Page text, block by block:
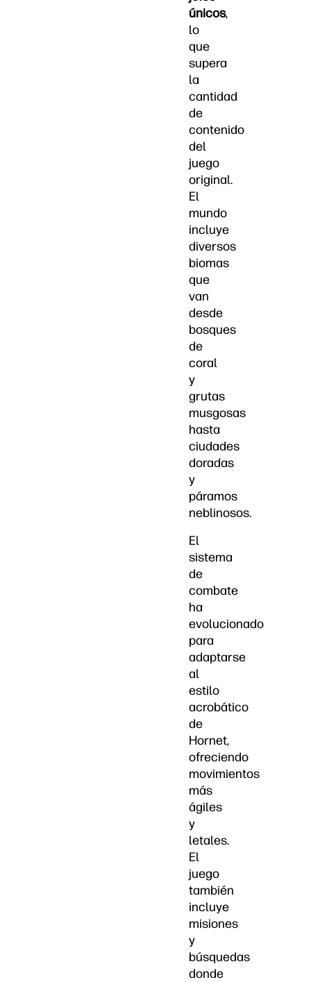
únicos,
lo
que
supera
la
cantidad
de
contenido
del
juego
original.
El
mundo
incluye
diversos
biomas
que
van
desde
bosques
de
coral
y
grutas
musgosas
hasta
ciudades
doradas
y
páramos
neblinosos.
El
sistema
de
combate
ha
evolucionado
para
adaptarse
al
estilo
acrobático
de
Hornet,
ofreciendo
movimientos
más
ágiles
y
letales.
El
juego
también
incluye
misiones
y
búsquedas
donde